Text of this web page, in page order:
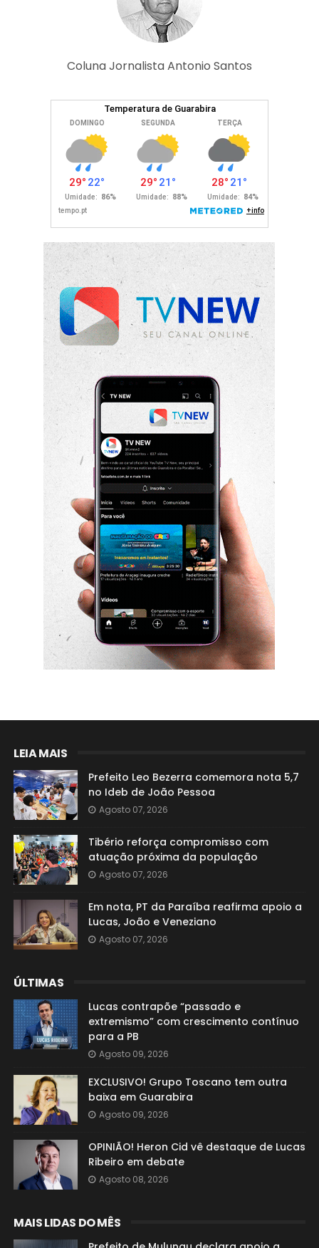
Coluna Jornalista Antonio Santos
LEIA MAIS
Prefeito Leo Bezerra comemora nota 5,7
no Ideb de João Pessoa
Agosto 07, 2026
Tibério reforça compromisso com
atuação próxima da população
Agosto 07, 2026
Em nota, PT da Paraíba reafirma apoio a
Lucas, João e Veneziano
Agosto 07, 2026
ÚLTIMAS
Lucas contrapõe “passado e
extremismo” com crescimento contínuo
para a PB
Agosto 09, 2026
EXCLUSIVO! Grupo Toscano tem outra
baixa em Guarabira
Agosto 09, 2026
OPINIÃO! Heron Cid vê destaque de Lucas
Ribeiro em debate
Agosto 08, 2026
MAIS LIDAS DO MÊS